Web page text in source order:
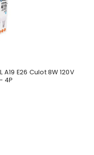
A19 E26 Culot 8W 120V
4P